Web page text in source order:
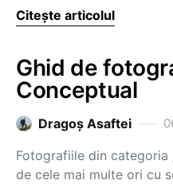
Citește articolul
Ghid de
Conceptual
Dragoş Asaftei
Fotografiile din categoria
de cele mai multe ori cu